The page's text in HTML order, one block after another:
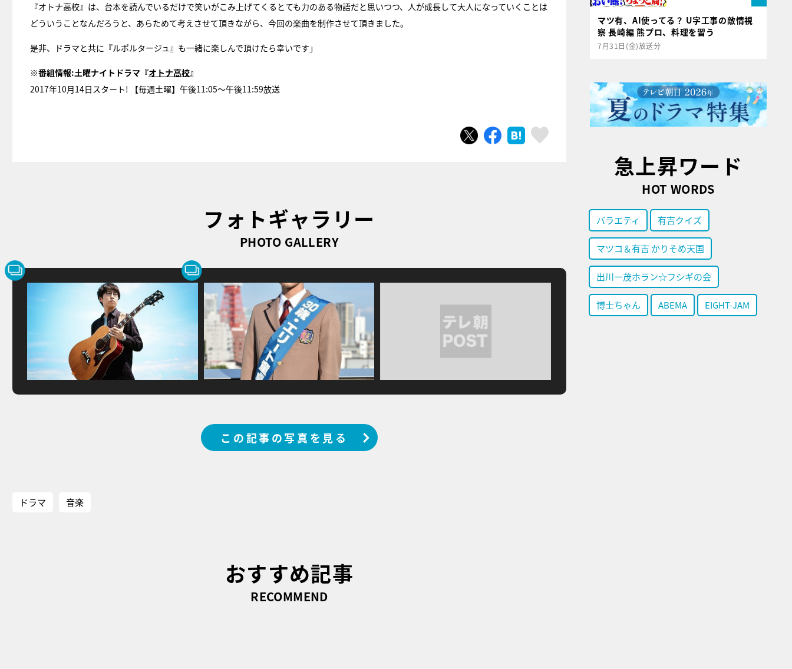
『オトナ高校』は、台本を読んでいるだけで笑いがこみ上げてくるとても力のある物語だと思いつつ、人が成長して大人になっていくことは
どういうことなんだろうと、あらためて考えさせて頂きながら、今回の楽曲を制作させて頂きました。
是非、ドラマと共に『ルポルタージュ』も一緒に楽しんで頂けたら幸いです」
※番組情報:土曜ナイトドラマ『オトナ高校』
2017年10月14日スタート! 【毎週土曜】午後11:05～午後11:59放送
ツイートシェア はてブ
フォトギャラリー
PHOTO GALLERY
この記事の写真を見る
ドラマ 音楽
おすすめ記事
RECOMMEND
マツ有、AI使ってる？ U字工事の敵情視
察 長崎編 熊プロ、料理を習う
7月31日(金)放送分
急上昇ワード
HOT WORDS
バラエティ 有吉クイズ
マツコ＆有吉 かりそめ天国
出川一茂ホラン☆フシギの会
博士ちゃん ABEMA EIGHT-JAM